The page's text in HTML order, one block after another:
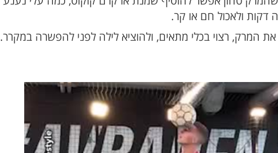
דקות ולאכול חם או קר.
את המרק, רצוי בכלי מתאים, ולהוציא לילה לפני להפשרה במקרר.